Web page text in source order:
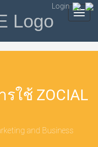
Login
ใช้ ZOCIAL
and Business